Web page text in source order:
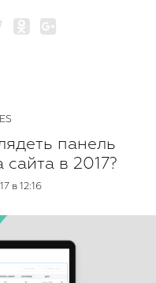
панель
в 2017?
в 12:16